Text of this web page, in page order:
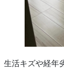
生活キズや経年